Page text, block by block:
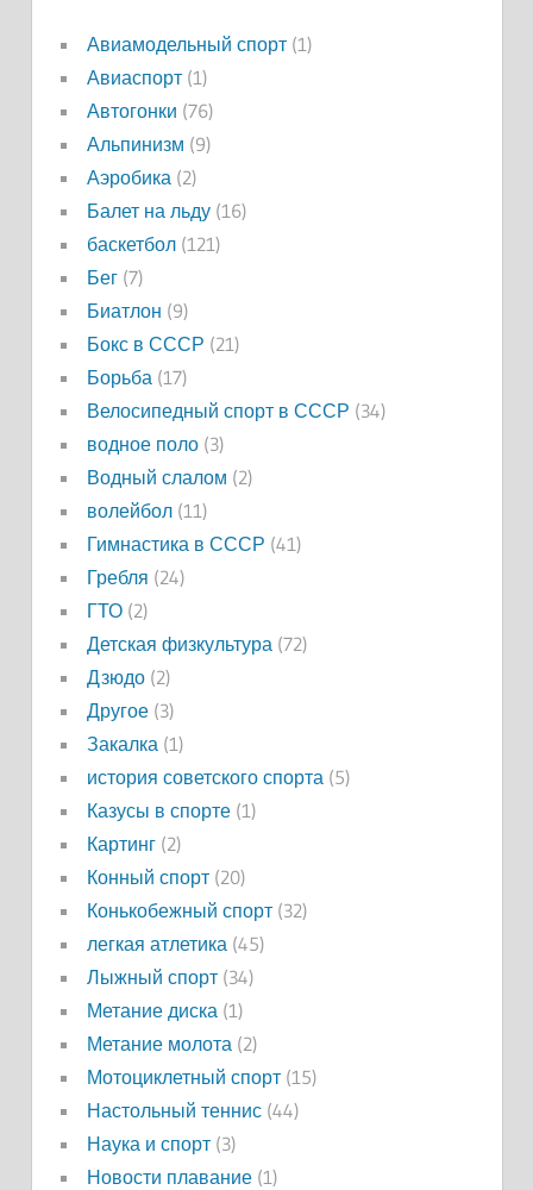
Авиамодельный спорт(1)
Авиаспорт(1)
Автогонки (76)
Альпинизм (9)
Аэробика (2)
Балет на льду(16)
баскетбол(121)
Бег(7)
Биатлон (9)
Бокс в СССР (21)
Борьба (17)
Велосипедный спорт в СССР (34)
водное поло(3)
Водный слалом (2)
волейбол(11)
Гимнастика в СССР (41)
Гребля (24)
ГТО(2)
Детская физкультура (72)
Дзюдо(2)
Другое(3)
Закалка (1)
история советского спорта (5)
Казусы в спорте(1)
Картинг(2)
Конный спорт(20)
Конькобежный спорт(32)
легкая атлетика (45)
Лыжный спорт(34)
Метание диска (1)
Метание молота (2)
Мотоциклетный спорт(15)
Настольный теннис(44)
Наука и спорт(3)
Новости плавание(1)